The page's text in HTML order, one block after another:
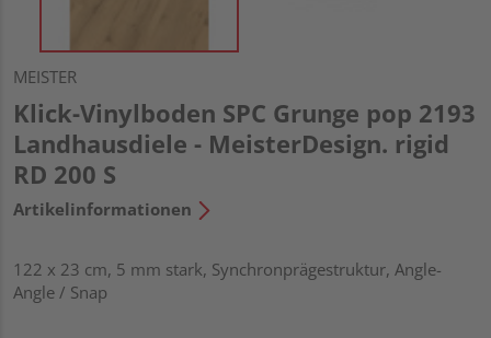
MEISTER
Klick-Vinylboden SPC Grunge pop 2193
Landhausdiele - MeisterDesign. rigid
RD 200 S
Artikelinformationen
122 x 23 cm, 5 mm stark, Synchronprägestruktur, Angle-
Angle / Snap